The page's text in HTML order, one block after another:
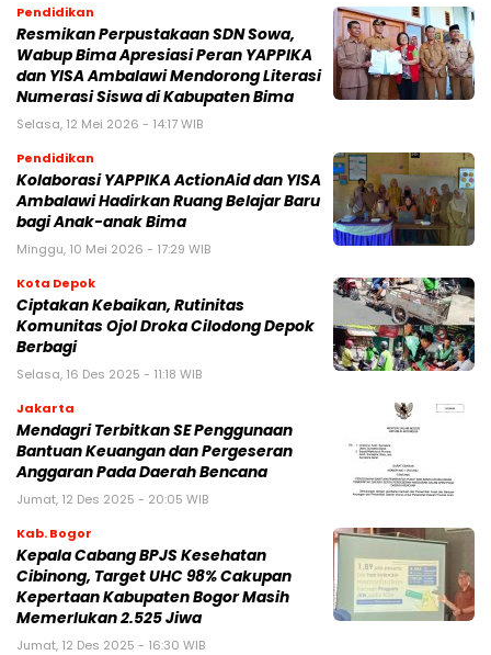
Pendidikan
Resmikan Perpustakaan SDN Sowa,
Wabup Bima Apresiasi Peran YAPPIKA
dan YISA Ambalawi Mendorong Literasi
Numerasi Siswa di Kabupaten Bima
Selasa, 12 Mei 2026 - 14:17 WIB
Pendidikan
Kolaborasi YAPPIKA ActionAid dan YISA
Ambalawi Hadirkan Ruang Belajar Baru
bagi Anak-anak Bima
Minggu, 10 Mei 2026 - 17:29 WIB
Kota Depok
Ciptakan Kebaikan, Rutinitas
Komunitas Ojol Droka Cilodong Depok
Berbagi
Selasa, 16 Des 2025 - 11:18 WIB
Jakarta
Mendagri Terbitkan SE Penggunaan
Bantuan Keuangan dan Pergeseran
Anggaran Pada Daerah Bencana
Jumat, 12 Des 2025 - 20:05 WIB
Kab. Bogor
Kepala Cabang BPJS Kesehatan
Cibinong, Target UHC 98% Cakupan
Kepertaan Kabupaten Bogor Masih
Memerlukan 2.525 Jiwa
Jumat, 12 Des 2025 - 16:30 WIB